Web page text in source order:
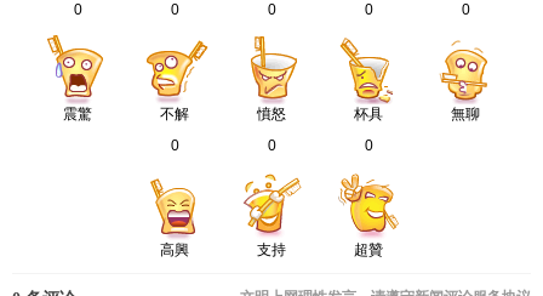
0
震驚
0
不解
0
憤怒
0
杯具
0
無聊
0
高興
0
支持
0
超贊